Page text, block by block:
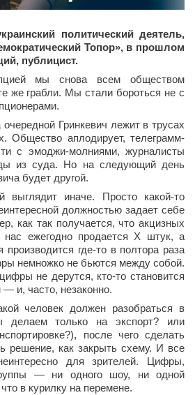
политический деятель,
Топор», в прошлом
публицист.
мы снова всем обществом
же грабли. Мы стали бороться не с
очередной Гринкевич лежит в трусах
Общество аплодирует, телеграмм-
с эмоджи-молниями, журналисты
из суда. Но на следующий день
будет другой.
выглядит иначе. Просто какой-то
должностью задает себе
как так получается, что акцизных
нас ежегодно продается Х штук, а
производится где-то в полтора раза
немножко не бьются между собой.
не дерутся, кто-то становится
и, часто, незаконно.
человек должен разобраться в
делаем только на экспорт? или
после чего сделать
решение, как закрыть схему. И все
для зрителей. Цифры,
— ни одного шоу, ни одной
в курилку на перемене.